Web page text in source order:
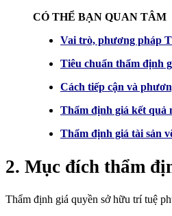
CÓ THỂ BẠN QUAN TÂM
Vai trò, phương pháp
Tiêu chuẩn thẩm định
Cách tiếp cận và
Thẩm định giá kết quả
Thẩm định giá tài sản
2. Mục đích thẩm
Thẩm định giá quyền sở hữu trí tuệ